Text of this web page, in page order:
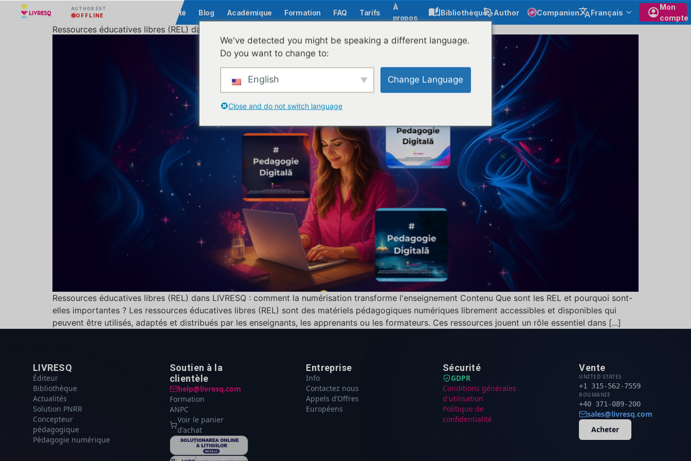
AUTHOR EST
OFFLINE Communauté Blog Académique Formation FAQ Tarifs
À
propos
Bibliothèque Author Companion Français
Mon
compte
Ressources éducatives libres (REL) dans LIVRESQ : comment la numérisation transforme l'enseignement
Ressources éducatives libres (REL) dans LIVRESQ : comment la numérisation transforme l'enseignement Contenu Que sont les REL et pourquoi sont-
elles importantes ? Les ressources éducatives libres (REL) sont des matériels pédagogiques numériques librement accessibles et disponibles qui
peuvent être utilisés, adaptés et distribués par les enseignants, les apprenants ou les formateurs. Ces ressources jouent un rôle essentiel dans [...]
LIVRESQ
Éditeur
Bibliothèque
Actualités
Solution PNRR
Concepteur
pédagogique
Pédagogie numérique
Soutien à la
clientèle
help@livresq.com
Formation
ANPC
Voir le panier
d'achat
Entreprise
Info
Contactez nous
Appels d’Offres
Européens
Sécurité
GDPR
Conditions générales
d'utilisation
Politique de
confidentialité
Vente
UNITED STATES
+1 315-562-7559
ROUMANIE
+40 371-089-200
sales@livresq.com
Acheter
We've detected you might be speaking a different language.
Do you want to change to:
English Change Language
Close and do not switch language